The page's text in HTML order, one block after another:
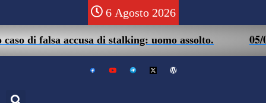
6 Agosto 2026
accusa di stalking: uomo assolto. 05/08 –